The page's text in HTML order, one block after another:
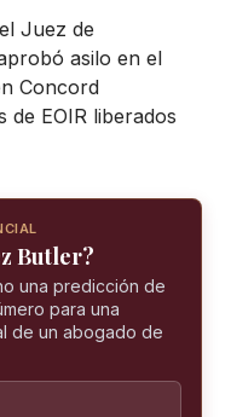
Juez de
asilo en el
Concord
de EOIR liberados
Butler?
una predicción de
para una
de un abogado de